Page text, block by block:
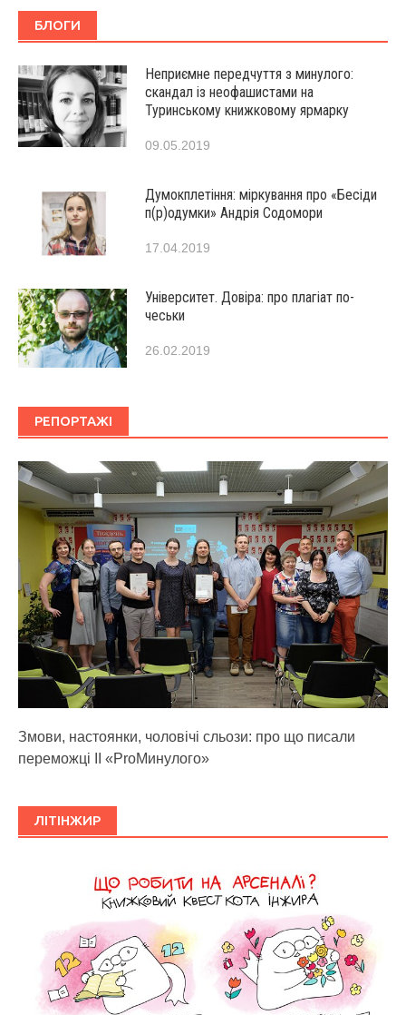
БЛОГИ
Неприємне передчуття з минулого:
скандал із неофашистами на
Туринському книжковому ярмарку
09.05.2019
Думокплетіння: міркування про «Бесіди
п(р)одумки» Андрія Содомори
17.04.2019
Університет. Довіра: про плагіат по-
чеськи
26.02.2019
РЕПОРТАЖІ
Змови, настоянки, чоловічі сльози: про що писали
переможці ІІ «ProМинулого»
ЛІТІНЖИР